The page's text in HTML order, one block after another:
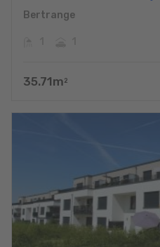
Bertrange
35.71m 2